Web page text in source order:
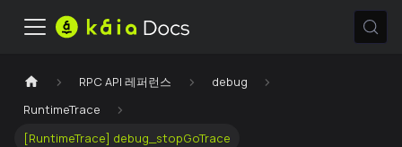
RPC API 레퍼런스
debug
RuntimeTrace
[RuntimeTrace] debug_stopGoTrace